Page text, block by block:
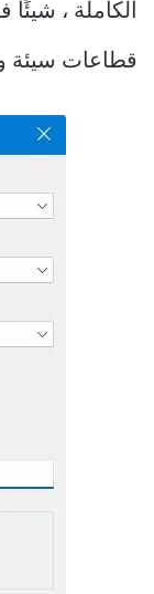
الكاملة ،
قطاعات